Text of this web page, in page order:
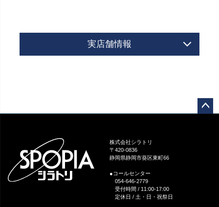
実店舗情報
株式会社シラトリ
〒420-0836
静岡県静岡市葵区東町66
●コールセンター
054-646-2779
受付時間 / 11:00-17:00
定休日 / 土・日・祝祭日